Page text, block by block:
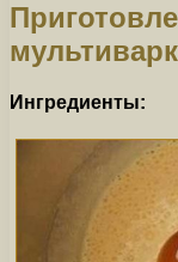
Ингредиенты: